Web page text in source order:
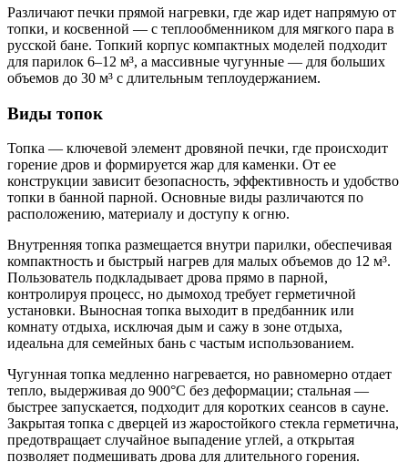
Различают печки прямой нагревки, где жар идет напрямую от
топки, и косвенной — с теплообменником для мягкого пара в
русской бане. Топкий корпус компактных моделей подходит
для парилок 6–12 м³, а массивные чугунные — для больших
объемов до 30 м³ с длительным теплоудержанием.
Виды топок
Топка — ключевой элемент дровяной печки, где происходит
горение дров и формируется жар для каменки. От ее
конструкции зависит безопасность, эффективность и удобство
топки в банной парной. Основные виды различаются по
расположению, материалу и доступу к огню.
Внутренняя топка размещается внутри парилки, обеспечивая
компактность и быстрый нагрев для малых объемов до 12 м³.
Пользователь подкладывает дрова прямо в парной,
контролируя процесс, но дымоход требует герметичной
установки. Выносная топка выходит в предбанник или
комнату отдыха, исключая дым и сажу в зоне отдыха,
идеальна для семейных бань с частым использованием.
Чугунная топка медленно нагревается, но равномерно отдает
тепло, выдерживая до 900°C без деформации; стальная —
быстрее запускается, подходит для коротких сеансов в сауне.
Закрытая топка с дверцей из жаростойкого стекла герметична,
предотвращает случайное выпадение углей, а открытая
позволяет подмешивать дрова для длительного горения.